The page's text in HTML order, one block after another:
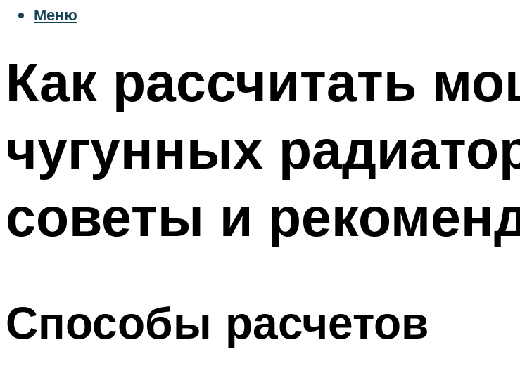
Меню
Как рассчитать
чугунных
советы и
Способы расчетов